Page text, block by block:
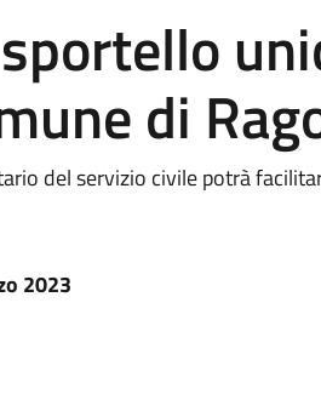
di
del servizio civile potrà
2023